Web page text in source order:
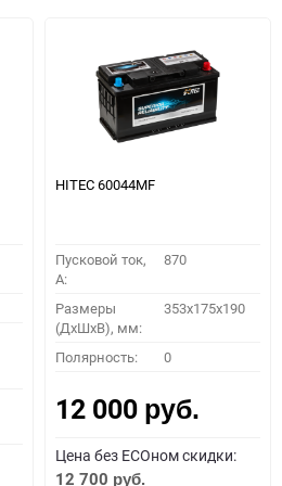
HITEC 60044MF
Пусковой ток,
A:
870
Размеры
(ДхШхВ), мм:
353x175x190
Полярность: 0
12 000 руб.
Цена без ECOном скидки:
12 700 руб.